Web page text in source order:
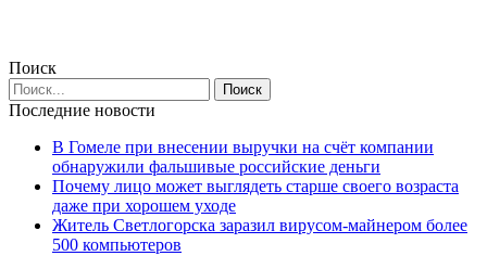
Поиск
Последние новости
В Гомеле при внесении выручки на счёт компании
обнаружили фальшивые российские деньги
Почему лицо может выглядеть старше своего возраста
даже при хорошем уходе
Житель Светлогорска заразил вирусом-майнером более
500 компьютеров